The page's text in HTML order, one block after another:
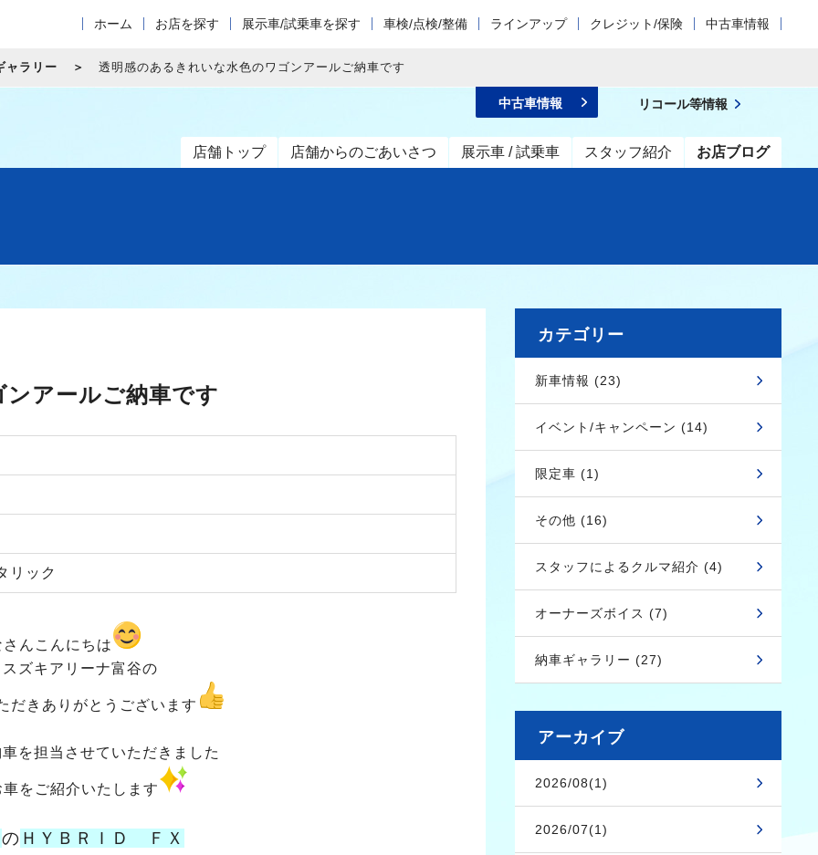
ホーム お店を探す 展示車/試乗車を探す 車検/点検/整備 ラインアップ クレジット/保険 中古車情報
ャラリー 透明感のあるきれいな水色のワゴンアールご納車です
店舗トップ 店舗からのごあいさつ 展示車 / 試乗車 スタッフ紹介 お店ブログ
中古車情報 リコール等情報
アールご納車です
リック
んこんにちは
ズキアリーナ富谷の
だきありがとうございます
を担当させていただきました
をご紹介いたします
の ＨＹＢＲＩＤ ＦＸ
カテゴリー
新車情報 (23)
イベント/キャンペーン (14)
限定車 (1)
その他 (16)
スタッフによるクルマ紹介 (4)
オーナーズボイス (7)
納車ギャラリー (27)
アーカイブ
2026/08(1)
2026/07(1)